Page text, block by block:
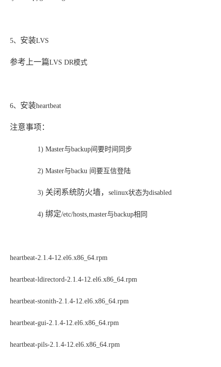
5、 安装LVS
参考上一篇LVS DR模式
6、 安装heartbeat
注意事项：
1) Master与backup间要时间同步
2) Master与backu 间要互信登陆
3) 关闭系统防火墙， selinux状态为disabled
4) 绑定/etc/hosts,master与backup相同
heartbeat-2.1.4-12.el6.x86_64.rpm
heartbeat-ldirectord-2.1.4-12.el6.x86_64.rpm
heartbeat-stonith-2.1.4-12.el6.x86_64.rpm
heartbeat-gui-2.1.4-12.el6.x86_64.rpm
heartbeat-pils-2.1.4-12.el6.x86_64.rpm